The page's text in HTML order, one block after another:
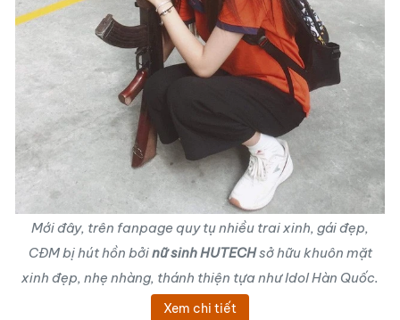
Mới đây, trên fanpage quy tụ nhiều trai xinh, gái đẹp,
CĐM bị hút hồn bởinữ sinh HUTECHsở hữu khuôn mặt
xinh đẹp, nhẹ nhàng, thánh thiện tựa như Idol Hàn Quốc.
Xem chi tiết